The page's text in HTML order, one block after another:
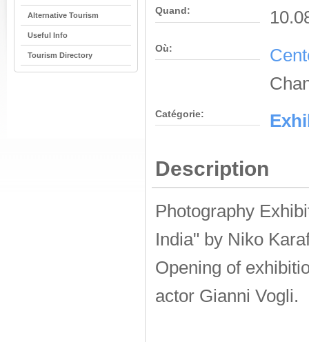
Alternative Tourism
Useful Info
Tourism Directory
Quand:
Où:
Catégorie:
Description
Photography
India" by Niko
Opening of
actor Gianni Vogli.